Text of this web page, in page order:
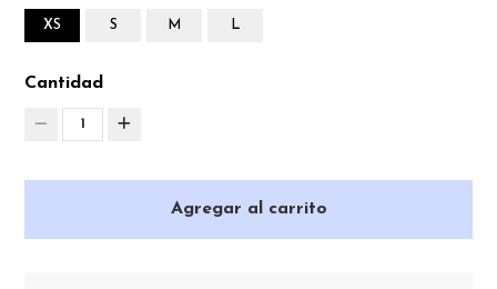
XS S M L
Cantidad
1
Agregar al carrito